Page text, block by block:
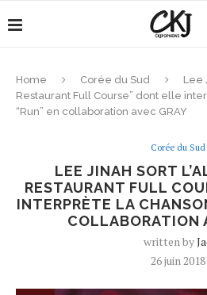
Home Corée du Sud
Lee
Restaurant Full Course” dont elle
“Run” en collaboration avec GRAY
Corée du Sud
LEE JINAH SORT
RESTAURANT FULL
INTERPRÈTE LA
COLLABORATION
written by
26 juin 2018